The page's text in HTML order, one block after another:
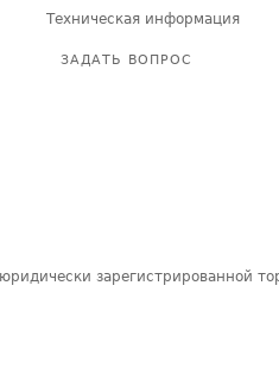
Техническая информация
ЗАДАТЬ ВОПРОС
зарегистрированной